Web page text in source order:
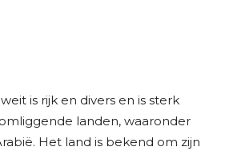
is rijk en divers en is sterk
landen, waaronder
Het land is bekend om zijn